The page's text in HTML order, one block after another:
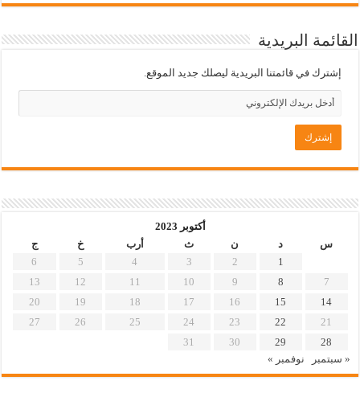
القائمة البريدية
إشترك في قائمتنا البريدية ليصلك جديد الموقع.
أكتوبر 2023
س
د ن ث أرب خ
ج
1
2
3
4
5
6
7
8
9
10
11
12
13
14
15
16
17
18
19
20
21
22
23
24
25
26
27
28
29
30
31
« سبتمبر
نوفمبر »